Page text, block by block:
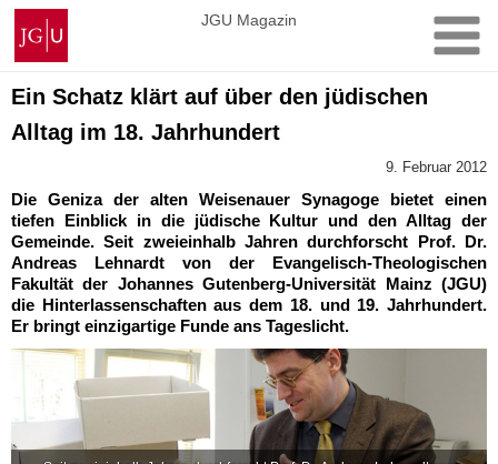
Zum
Inhalt
springen
Johannes
Gutenberg-
Universität
Mainz
JGU Magazin
Ein Schatz klärt auf über den jüdischen
Alltag im 18. Jahrhundert
9. Februar 2012
Die Geniza der alten Weisenauer Synagoge bietet einen
tiefen Einblick in die jüdische Kultur und den Alltag der
Gemeinde. Seit zweieinhalb Jahren durchforscht Prof. Dr.
Andreas Lehnardt von der Evangelisch-Theologischen
Fakultät der Johannes Gutenberg-Universität Mainz (JGU)
die Hinterlassenschaften aus dem 18. und 19. Jahrhundert.
Er bringt einzigartige Funde ans Tageslicht.